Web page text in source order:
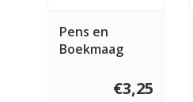
Pens en
Boekmaag
€3,25